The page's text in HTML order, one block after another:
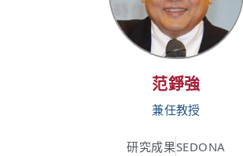
范錚強
兼任教授
研究成果SEDONA